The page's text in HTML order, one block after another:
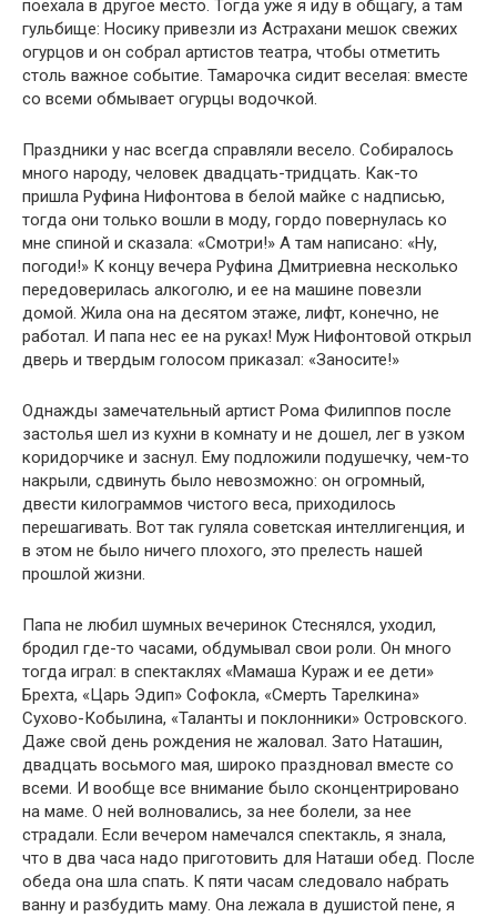
поехала в другое место. Тогда уже я иду в общагу, а там
гульбище: Носику привезли из Астрахани мешок свежих
огурцов и он собрал артистов театра, чтобы отметить
столь важное событие. Тамарочка сидит веселая: вместе
со всеми обмывает огурцы водочкой.
Праздники у нас всегда справляли весело. Собиралось
много народу, человек двадцать-тридцать. Как-то
пришла Руфина Нифонтова в белой майке с надписью,
тогда они только вошли в моду, гордо повернулась ко
мне спиной и сказала: «Смотри!» А там написано: «Ну,
погоди!» К концу вечера Руфина Дмитриевна несколько
передоверилась алкоголю, и ее на машине повезли
домой. Жила она на десятом этаже, лифт, конечно, не
работал. И папа нес ее на руках! Муж Нифонтовой открыл
дверь и твердым голосом приказал: «Заносите!»
Однажды замечательный артист Рома Филиппов после
застолья шел из кухни в комнату и не дошел, лег в узком
коридорчике и заснул. Ему подложили подушечку, чем-то
накрыли, сдвинуть было невозможно: он огромный,
двести килограммов чистого веса, приходилось
перешагивать. Вот так гуляла советская интеллигенция, и
в этом не было ничего плохого, это прелесть нашей
прошлой жизни.
Папа не любил шумных вечеринок Стеснялся, уходил,
бродил где-то часами, обдумывал свои роли. Он много
тогда играл: в спектаклях «Мамаша Кураж и ее дети»
Брехта, «Царь Эдип» Софокла, «Смерть Тарелкина»
Сухово-Кобылина, «Таланты и поклонники» Островского.
Даже свой день рождения не жаловал. Зато Наташин,
двадцать восьмого мая, широко праздновал вместе со
всеми. И вообще все внимание было сконцентрировано
на маме. О ней волновались, за нее болели, за нее
страдали. Если вечером намечался спектакль, я знала,
что в два часа надо приготовить для Наташи обед. После
обеда она шла спать. К пяти часам следовало набрать
ванну и разбудить маму. Она лежала в душистой пене, я